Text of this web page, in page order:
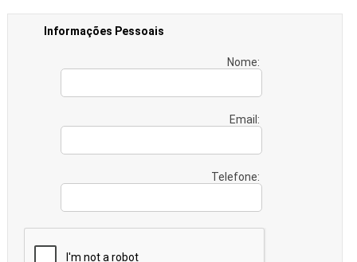
Informações Pessoais
Nome:
Email:
Telefone: